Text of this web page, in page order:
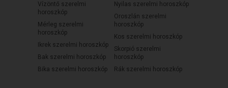
Vízöntő szerelmi
horoszkóp
Mérleg szerelmi
horoszkóp
Ikrek szerelmi horoszkóp
Bak szerelmi horoszkóp
Bika szerelmi horoszkóp
Nyilas szerelmi horoszkóp
Oroszlán szerelmi
horoszkóp
Kos szerelmi horoszkóp
Skorpió szerelmi
horoszkóp
Rák szerelmi horoszkóp